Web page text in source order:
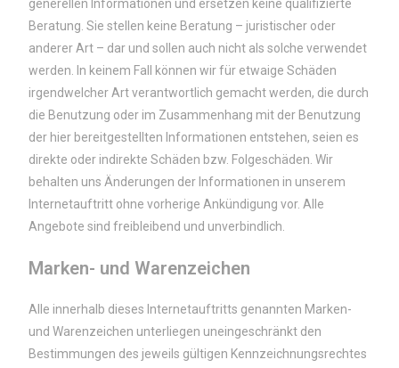
generellen Informationen und ersetzen keine qualifizierte
Beratung. Sie stellen keine Beratung – juristischer oder
anderer Art – dar und sollen auch nicht als solche verwendet
werden. In keinem Fall können wir für etwaige Schäden
irgendwelcher Art verantwortlich gemacht werden, die durch
die Benutzung oder im Zusammenhang mit der Benutzung
der hier bereitgestellten Informationen entstehen, seien es
direkte oder indirekte Schäden bzw. Folgeschäden. Wir
behalten uns Änderungen der Informationen in unserem
Internetauftritt ohne vorherige Ankündigung vor. Alle
Angebote sind freibleibend und unverbindlich.
Marken- und Warenzeichen
Alle innerhalb dieses Internetauftritts genannten Marken-
und Warenzeichen unterliegen uneingeschränkt den
Bestimmungen des jeweils gültigen Kennzeichnungsrechtes